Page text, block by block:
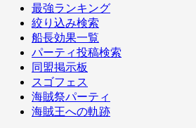
最強ランキング
絞り込み検索
船長効果一覧
パーティ投稿検索
同盟掲示板
スゴフェス
海賊祭パーティ
海賊王への軌跡